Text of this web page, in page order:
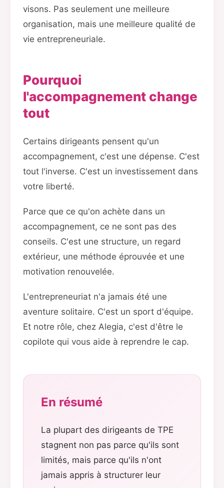
visons. Pas seulement une meilleure
organisation, mais une meilleure qualité de
vie entrepreneuriale.
Pourquoi
l'accompagnement change
tout
Certains dirigeants pensent qu'un
accompagnement, c'est une dépense. C'est
tout l'inverse. C'est un investissement dans
votre liberté.
Parce que ce qu'on achète dans un
accompagnement, ce ne sont pas des
conseils. C'est une structure, un regard
extérieur, une méthode éprouvée et une
motivation renouvelée.
L'entrepreneuriat n'a jamais été une
aventure solitaire. C'est un sport d'équipe.
Et notre rôle, chez Alegia, c'est d'être le
copilote qui vous aide à reprendre le cap.
En résumé
La plupart des dirigeants de TPE
stagnent non pas parce qu'ils sont
limités, mais parce qu'ils n'ont
jamais appris à structurer leur